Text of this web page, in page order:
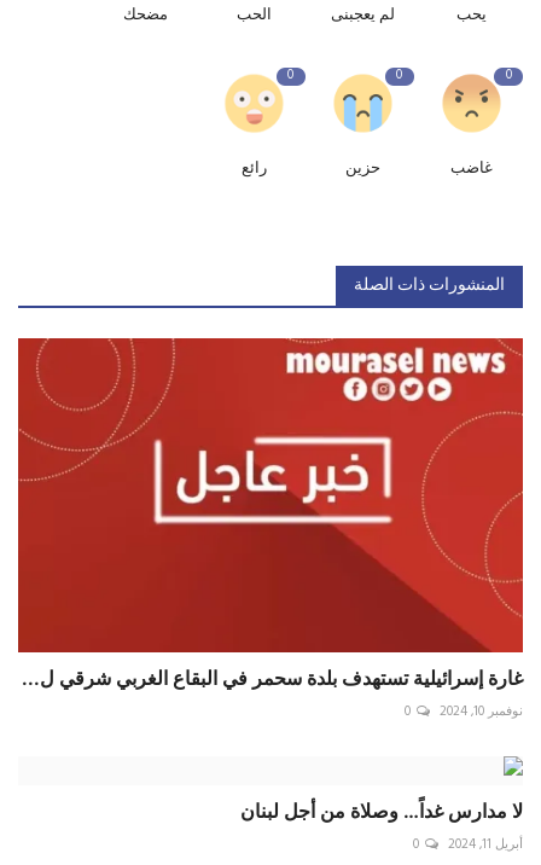
يحب لم يعجبنى الحب مضحك
0
غاضب
0
حزين
0
رائع
المنشورات ذات الصلة
غارة إسرائيلية تستهدف بلدة سحمر في البقاع الغربي شرقي ل...
نوفمبر 10, 2024 0
لا مدارس غداً… وصلاة من أجل لبنان
أبريل 11, 2024 0